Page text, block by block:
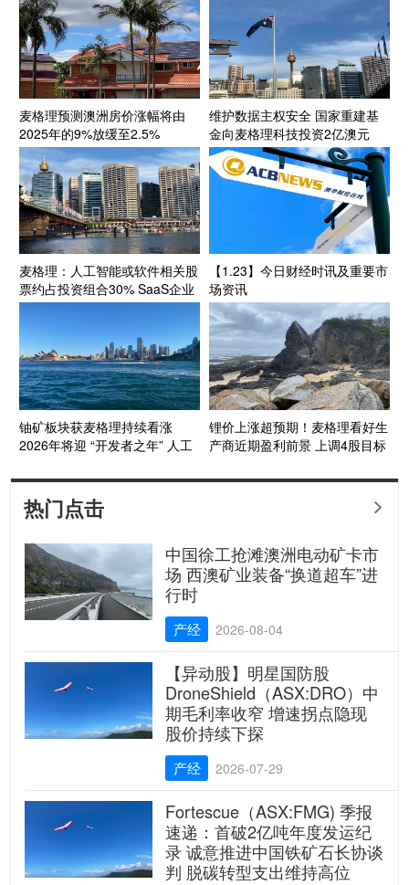
麦格理预测澳洲房价涨幅将由
2025年的9%放缓至2.5%
维护数据主权安全 国家重建基
金向麦格理科技投资2亿澳元
麦格理：人工智能或软件相关股
票约占投资组合30% SaaS企业
风险暴露程度“很小”
【1.23】今日财经时讯及重要市
场资讯
铀矿板块获麦格理持续看涨
2026年将迎 “开发者之年” 人工
锂价上涨超预期！麦格理看好生
产商近期盈利前景 上调4股目标
热门点击 
中国徐工抢滩澳洲电动矿卡市
场 西澳矿业装备“换道超车”进
行时
产经 2026-08-04
【异动股】明星国防股
DroneShield（ASX:DRO）中
期毛利率收窄 增速拐点隐现
股价持续下探
产经 2026-07-29
Fortescue（ASX:FMG) 季报
速递：首破2亿吨年度发运纪
录 诚意推进中国铁矿石长协谈
判 脱碳转型支出维持高位